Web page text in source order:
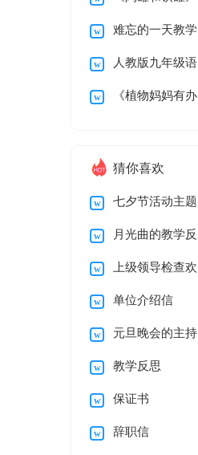
计
教学设计15篇
难忘的一天教学
设计 人教版九年级语
文上册《雨说》教学
《植物妈妈有办
猜你喜欢
七夕节活动主题
策划方案13篇
月光曲的教学反
思15篇上级领导检查欢
迎词通用15篇
单位介绍信
【荐】元旦晚会的主持
稿 教学反思
保证书
辞职信